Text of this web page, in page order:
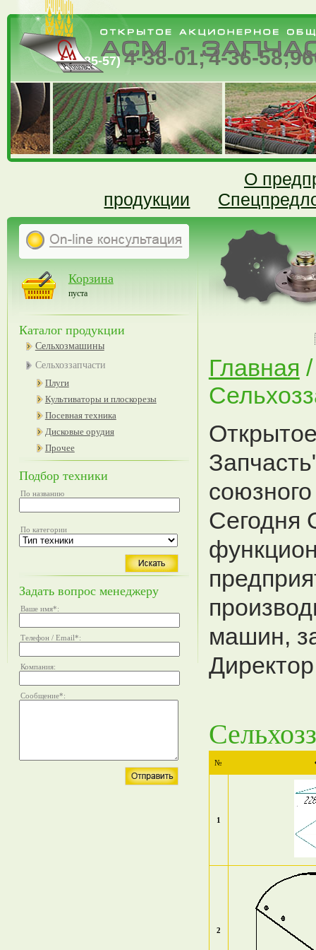
(385-57) 4-38-01;4-36-58;
О
продукции
Корзина
пуста
Каталог продукции
Сельхозмашины
Сельхоззапчасти
Плуги
Культиваторы и плоскорезы
Посевная техника
Дисковые орудия
Прочее
Подбор техники
По названию
По категории
Задать вопрос менеджеру
Ваше имя*:
Телефон / Email*:
Компания:
Сообщение*:
Главная
Сегодня
машин,
№
1
2